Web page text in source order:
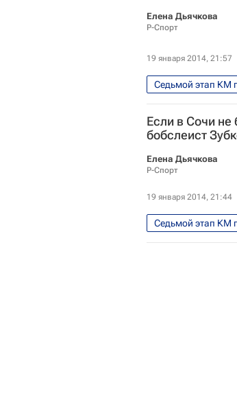
Елена Дьячкова
Р-Спорт
19 января 2014, 21:57
Седьмой этап КМ
Бобслей - Сочи
Пьер Людерс
Если в Сочи не
бобслеист
Елена Дьячкова
Р-Спорт
19 января 2014, 21:44
Седьмой этап КМ
Бобслей - Сочи